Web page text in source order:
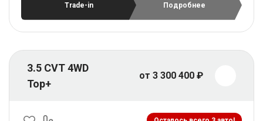
Trade-in Подробнее
3.5 CVT 4WD
Top+
от 3 300 400 ₽